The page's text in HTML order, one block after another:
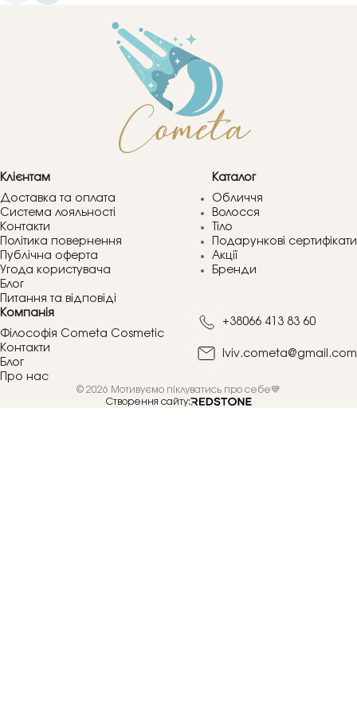
Клієнтам
Доставка та оплата
Система лояльності
Контакти
Політика повернення
Публічна оферта
Угода користувача
Блог
Питання та відповіді
Каталог
Обличчя
Волосся
Тіло
Подарункові сертифікати
Акції
Бренди
Компанія
Філософія Cometa Cosmetic
Контакти
Блог
Про нас
+38066 413 83 60
lviv.cometa@gmail.com
© 2026 Мотивуємо піклуватись про себе💙
Створення сайту: